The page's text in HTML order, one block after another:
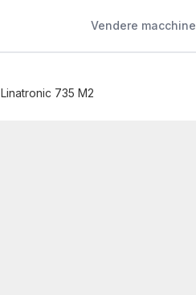
Vendere macchine
Linatronic 735 M2